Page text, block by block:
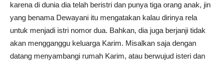
karena di dunia dia telah beristri dan punya tiga orang anak, jin
yang benama Dewayani itu mengatakan kalau dirinya rela
untuk menjadi istri nomor dua. Bahkan, dia juga berjanji tidak
akan mengganggu keluarga Karim. Misalkan saja dengan
datang menyambangi rumah Karim, atau berwujud isteri dan